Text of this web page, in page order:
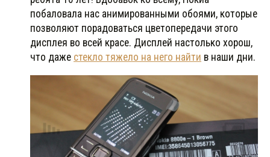
побаловала нас анимированными обоями, которые
позволяют порадоваться цветопередачи этого
дисплея во всей красе. Дисплей настолько хорош,
что даже стекло тяжело на него найти в наши дни.